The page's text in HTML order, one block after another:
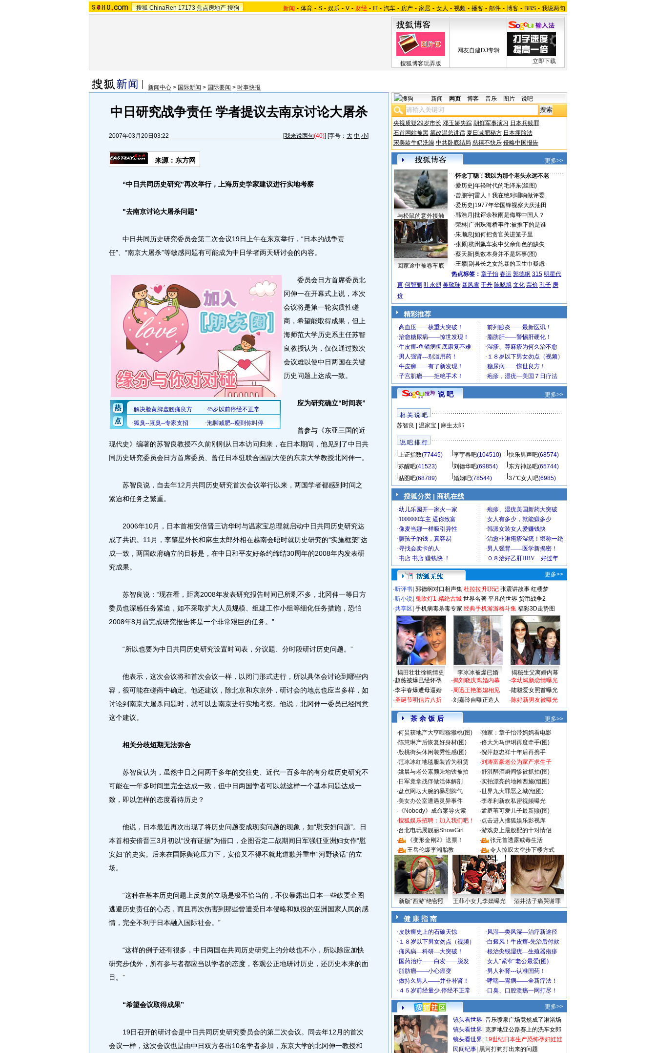
搜狐 ChinaRen 17173 焦点房地产 搜狗 新闻 - 体育 - S - 娱乐 - V - 财经 - IT - 汽车 - 房产 - 家居 - 女人 - 视频 - 播客 - 邮件 - 博客 - BBS - 我说两句
搜狐博客玩弄版
网友自建DJ专辑
立即下载
新闻中心 > 国际新闻 > 国际要闻 > 时事快报
中日研究战争责任 学者提议去南京讨论大屠杀
2007年03月20日03:22 [我来说两句(40)] [字号： 大 中 小]
来源：东方网
“中日共同历史研究”再次举行，上海历史学家建议进行实地考察
"去南京讨论大屠杀问题"
中日共同历史研究委员会第二次会议19日上午在东京举行，“日本的战争责
任”、“南京大屠杀”等敏感问题有可能成为中日学者两天研讨会的内容。
委员会日方首席委员北
冈伸一在开幕式上说，本次
会议将是第一轮实质性磋
商，希望能取得成果，但上
海师范大学历史系主任苏智
良教授认为，仅仅通过数次
会议难以使中日两国在关键
历史问题上达成一致。
应为研究确立“时间表”
曾参与《东亚三国的近
现代史》编著的苏智良教授不久前刚刚从日本访问归来，在日本期间，他见到了中日共
同历史研究委员会日方首席委员、曾任日本驻联合国副大使的东京大学教授北冈伸一。
苏智良说，自去年12月共同历史研究首次会议举行以来，两国学者都感到时间之
紧迫和任务之繁重。
2006年10月，日本首相安倍晋三访华时与温家宝总理就启动中日共同历史研究达
成了共识。11月，李肇星外长和麻生太郎外相在越南会晤时就历史研究的“实施框架”达
成一致，两国政府确立的目标是，在中日和平友好条约缔结30周年的2008年内发表研
究成果。
苏智良说：“现在看，距离2008年发表研究报告时间已所剩不多，北冈伸一等日方
委员也深感任务紧迫，如不采取扩大人员规模、组建工作小组等细化任务措施，恐怕
2008年8月前完成研究报告将是一个非常艰巨的任务。”
“所以也要为中日共同历史研究设置时间表，分议题、分时段研讨历史问题。”
他表示，这次会议将和首次会议一样，以闭门形式进行，所以具体会讨论到哪些内
容，很可能在磋商中确定。他还建议，除北京和东京外，研讨会的地点也应当多样，如
讨论到南京大屠杀问题时，就可以去南京进行实地考察。他说，北冈伸一委员已经同意
这个建议。
相关分歧短期无法弥合
苏智良认为，虽然中日之间两千多年的交往史、近代一百多年的有分歧历史研究不
可能在一年多时间里完全达成一致，但中日两国学者可以就这样一个基本问题达成一
致，即以怎样的态度看待历史？
他说，日本最近再次出现了将历史问题变成现实问题的现象，如“慰安妇问题”。日
本首相安倍晋三3月初以“没有证据”为借口，企图否定二战期间日军强征亚洲妇女作“慰
安妇”的史实。后来在国际舆论压力下，安倍又不得不就此道歉并重申“河野谈话”的立
场。
“这种在基本历史问题上反复的立场是极不恰当的，不仅暴露出日本一些政要企图
逃避历史责任的心态，而且再次伤害到那些曾遭受日本侵略和奴役的亚洲国家人民的感
情，完全不利于日本融入国际社会。”
“这样的例子还有很多，中日两国在共同历史研究上的分歧也不小，所以除应加快
研究步伐外，所有参与者都应当以学者的态度，客观公正地研讨历史，还历史本来的面
目。”
“希望会议取得成果”
19日召开的研讨会是中日共同历史研究委员会的第二次会议。同去年12月的首次
会议一样，这次会议也是由中日双方各出10名学者参加，东京大学的北冈伸一教授和
新闻 网页 博客 音乐 图片 说吧
央视质疑29岁市长 邓玉娇失踪 朝鲜军事演习 日本兵赎罪
石首网站被黑 篡改温总讲话 夏日减肥秘方 日本瘦脸法
宋美龄牛奶洗澡 中共卧底结局 慈禧不快乐 侵略中国报告
更多>>
与松鼠的意外接触
回家途中被卷车底
·怀念丁聪：我以为那个老头永远不老
·爱历史 年轻时代的毛泽东(组图)
·曾鹏宇| 雷人！我在绝对唱响做评委
·爱历史 1977年华国锋视察大庆油田
·韩浩月 批评余秋雨是侮辱中国人？
·荣林| 广州珠海桥事件:被推下的是谁
·朱顺忠 如何把贪官关进笼子里
·张原| 杭州飙车案中父亲角色的缺失
·蔡天新| 奥数本身并不是坏事(图)
·王攀| 副县长之女施暴的卫生巾疑虑
热点标签： 章子怡 春运 郭德纲 315 明星代
言 何智丽 叶永烈 吴敬琏 暴风雪 于丹 陈晓旭 文化 票价 孔子 房
价
精彩推荐
说 吧 更多>>
相 关 说 吧
苏智良
温家宝 麻生太郎
说 吧 排 行
上证指数(77445) 李宇春吧(104510) 快乐男声吧(68574)
苏醒吧(41523) 刘德华吧(69854) 东方神起吧(65744)
贴图吧(68789) 婚姻吧(78544) 37℃女人吧(6985)
搜狐分类 | 商机在线
更多>>
·听评书 郭德纲对口相声集 杜拉拉升职记 张震讲故事 红楼梦
·听小说 鬼吹灯1-精绝古城 世界名著 平凡的世界 货币战争2
·共享区 手机病毒杀毒专家 经典手机游游格斗集 福彩3D走势图
揭田壮壮徐帆情史 李冰冰被爆已婚
揭秘生父离婚内幕
·赵薇被爆已经怀孕
·李宇春爆遭母逼婚
·圣诞节明信片八折
·揭刘晓庆离婚内幕
·周迅王艳婆媳相见
·刘嘉玲自曝正造人
·李幼斌新恋情曝光
·陆毅爱女照首曝光
·陈好新男友被曝光
茶 余 饭 后
更多>>
·何炅获地产大亨喂猕猴桃(图) ·独家：章子怡带妈妈看电影
·陈慧琳产后恢复好身材(图) ·佟大为马伊琍再度牵手(图)
·殷桃街头休闲装秀性感(图) ·倪萍赵忠祥十年后再携手
·范冰冰红地毯服装皆为租赁 ·刘涛富豪老公为家产求生子
·姚晨与老公素颜乘地铁被拍 ·舒淇醉酒瞬间惨被抓拍(图)
· 日军竟拿战俘做活体解剖 ·实拍漂亮的地摊西施(组图)
·盘点网坛大腕的暴烈脾气 ·世界九大罪恶之城(组图)
·美女办公室遭遇灵异事件 ·李孝利新欢私密视频曝光
· 《Nobody》成命案导火索 ·孟庭苇可爱儿子最新照(图)
·搜狐娱乐招聘：加入我们吧！ ·点击进入搜狐娱乐影视库
·台北电玩展靓丽ShowGirl ·游戏史上最般配的十对情侣
·
《变形金刚2》送票！ ·
张元首透露戒毒生活
·
王岳伦爆李湘胎教 · 令人惊叹太空步下楼方式
新版“西游”绝密照 王菲小女儿李嫣曝光 酒井法子痛哭谢罪
健 康 指 南
更多>>
镜头看世界 音乐喷泉广场竟然成了淋浴场
镜头看世界 克罗地亚公路赛上的洗车女郎
镜头看世界 19世纪日本生产恐怖孕妇娃娃
民间纪事 黑河打狗打出来的问题